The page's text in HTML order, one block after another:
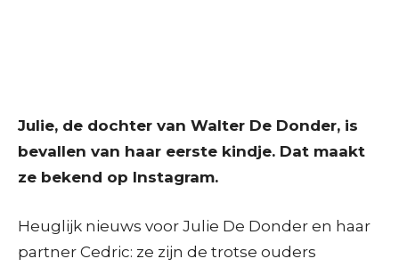
Julie, de dochter van Walter De Donder, is
bevallen van haar eerste kindje. Dat maakt
ze bekend op Instagram.
Heuglijk nieuws voor Julie De Donder en haar
partner Cedric: ze zijn de trotse ouders